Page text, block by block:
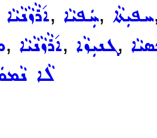
ܐ݇ܪܵܙܵܢܵܝܵܐ, ܚܲܦܝܵܐ, ܚܦܝܼܬܵܐ
, ܐ݇ܪܵܙܵܢܵܝܵܐ, ܓܢܝܼܙܵܐ,
ܠܵܐ